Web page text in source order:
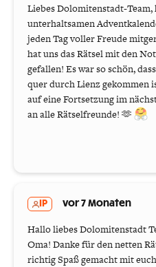
Liebes Dolomitenstadt-
unterhaltsamen
jeden Tag voller Freude
hat uns das Rätsel mit den
gefallen! Es war so schön,
quer durch Lienz gekommen
auf eine Fortsetzung im
an alle Rätselfreunde! 🫶
IP vor 7 Monaten
Hallo liebes Dolomitenstadt
Oma! Danke für den netten
richtig Spaß gemacht mit